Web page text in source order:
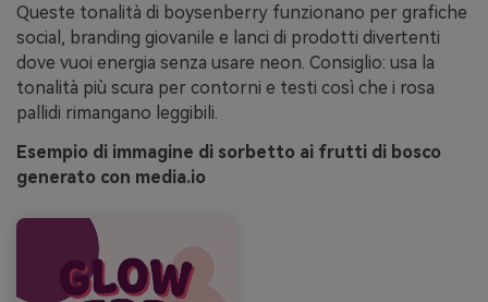
Queste tonalità di boysenberry funzionano per grafiche
social, branding giovanile e lanci di prodotti divertenti
dove vuoi energia senza usare neon. Consiglio: usa la
tonalità più scura per contorni e testi così che i rosa
pallidi rimangano leggibili.
Esempio di immagine di sorbetto ai frutti di bosco
generato con media.io